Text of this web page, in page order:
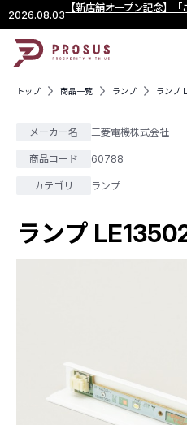
2026.08.03
【新店舗オープン記念】
トップ 商品一覧 ランプ ランプ
メーカー名 三菱電機株式会社
商品コード 60788
カテゴリ ランプ
ランプ